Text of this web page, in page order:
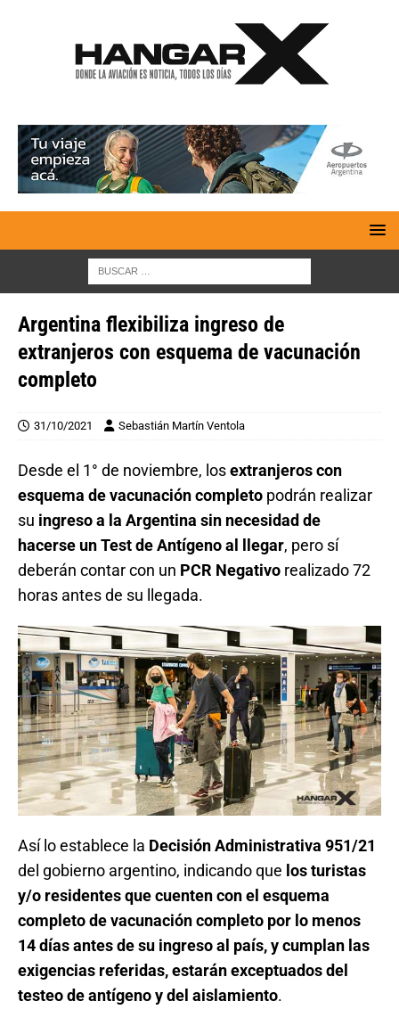
Argentina flexibiliza ingreso de
extranjeros con esquema de vacunación
completo
31/10/2021 Sebastián Martín Ventola
Desde el 1° de noviembre, losextranjeros con
esquema de vacunación completo podrán realizar
su ingreso a la Argentina sin necesidad de
hacerse un Test de Antígeno al llegar, pero sí
deberán contar con un PCR Negativo realizado 72
horas antes de su llegada.
Así lo establece la Decisión Administrativa 951/21
del gobierno argentino, indicando que los turistas
y/o residentes que cuenten con el esquema
completo de vacunación completo por lo menos
14 días antes de su ingreso al país, y cumplan las
exigencias referidas, estarán exceptuados del
testeo de antígeno y del aislamiento.